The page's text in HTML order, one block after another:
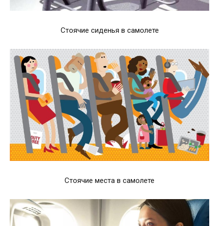
Стоячие сиденья в самолете
Стоячие места в самолете